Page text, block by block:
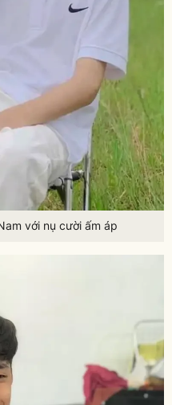
với nụ cười ấm áp